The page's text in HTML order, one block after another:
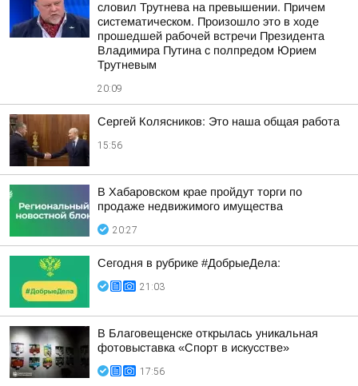
словил Трутнева на превышении. Причем
систематическом. Произошло это в ходе
прошедшей рабочей встречи Президента
Владимира Путина с полпредом Юрием
Трутневым
20:09
Сергей Колясников: Это наша общая работа
15:56
В Хабаровском крае пройдут торги по
продаже недвижимого имущества
20:27
Сегодня в рубрике #ДобрыеДела:
21:03
В Благовещенске открылась уникальная
фотовыставка «Спорт в искусстве»
17:56